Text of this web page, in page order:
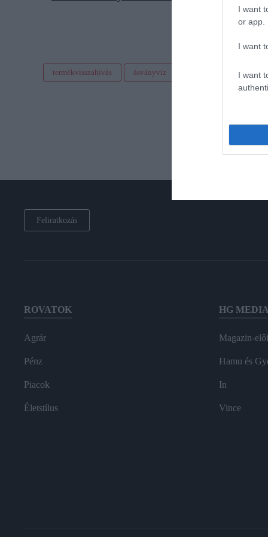
I want
or app.
I want
I want
termékvisszahívás ásványvíz
Feliratkozás
ROVATOK
Agrár
Pénz
Piacok
Életstílus
HG MEDIA
Magazin-
Hamu és
In
Vince